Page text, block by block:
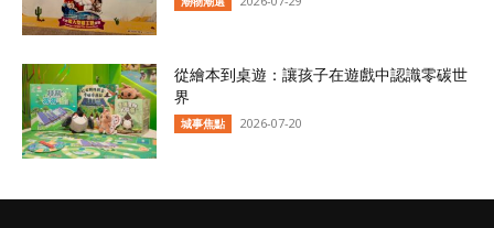
從繪本到桌遊：讓孩子在遊戲中認識零碳世
界
城事焦點 2026-07-20